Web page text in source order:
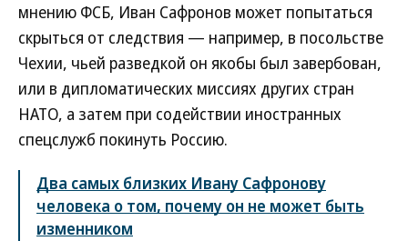
мнению ФСБ, Иван Сафронов может попытаться
скрыться от следствия — например, в посольстве
Чехии, чьей разведкой он якобы был завербован,
или в дипломатических миссиях других стран
НАТО, а затем при содействии иностранных
спецслужб покинуть Россию.
Два самых близких Ивану Сафронову
человека о том, почему он не может быть
изменником